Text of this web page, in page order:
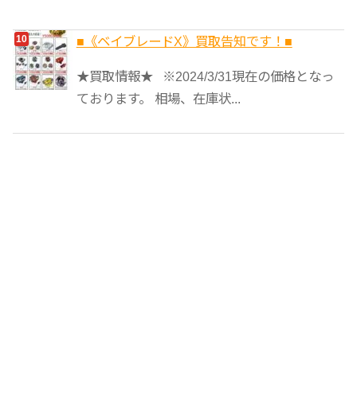
■《ベイブレードX》買取告知です！■
★買取情報★ ※2024/3/31現在の価格となっ
ております。 相場、在庫状...